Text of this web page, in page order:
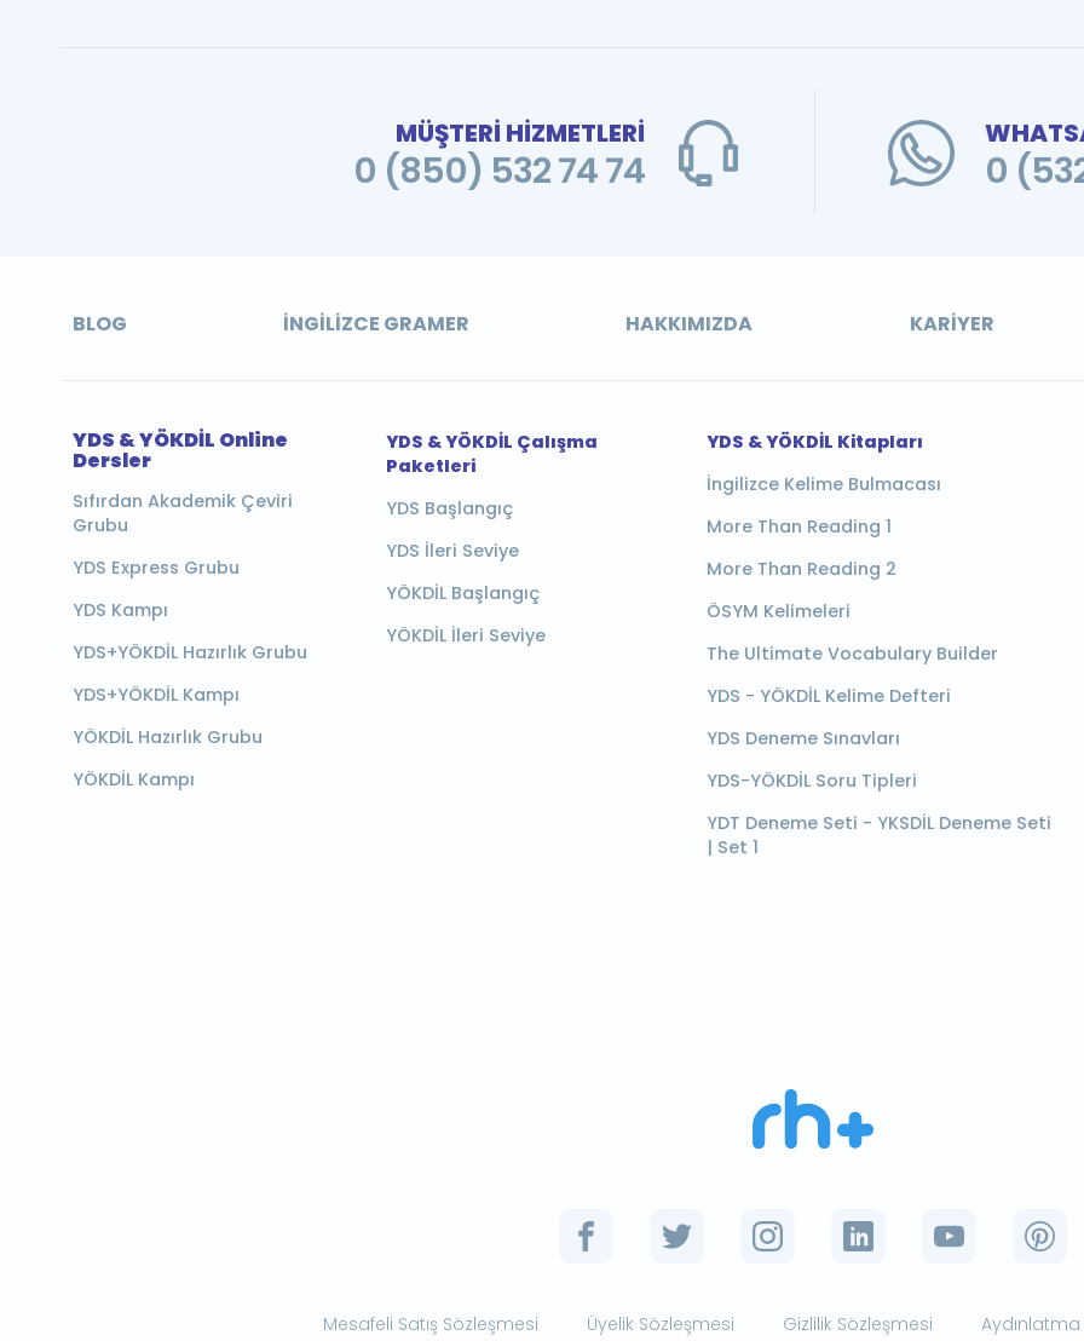
MÜŞTERİ HİZMETLERİ
0 (850) 532 74 74 0
BLOG İNGILIZCE GRAMER HAKKIMIZDA KARIYER
YDS & YÖKDİL Online
Dersler
Sıfırdan Akademik Çeviri
Grubu
YDS Express Grubu
YDS Kampı
YDS+YÖKDİL Hazırlık Grubu
YDS+YÖKDİL Kampı
YÖKDİL Hazırlık Grubu
YÖKDİL Kampı
YDS & YÖKDİL Çalışma
Paketleri
YDS Başlangıç
YDS İleri Seviye
YÖKDİL Başlangıç
YÖKDİL İleri Seviye
YDS & YÖKDİL Kitapları
İngilizce Kelime Bulmacası
More Than Reading 1
More Than Reading 2
ÖSYM Kelimeleri
The Ultimate Vocabulary Builder
YDS - YÖKDİL Kelime Defteri
YDS Deneme Sınavları
YDS-YÖKDİL Soru Tipleri
YDT Deneme Seti - YKSDİL Deneme Seti
| Set 1
Mesafeli Satış Sözleşmesi Üyelik Sözleşmesi Gizlilik Sözleşmesi